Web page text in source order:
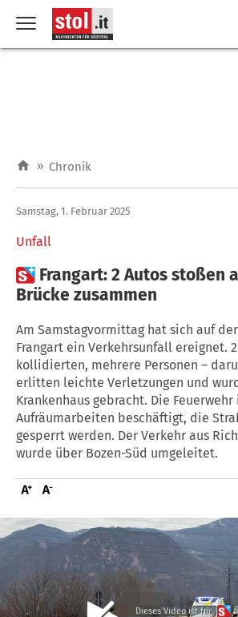
» Chronik
Unfall
Samstag, 1. Februar 2025
 Frangart: 2 Autos stoßen
Brücke zusammen
Am Samstagvormittag hat sich auf
Frangart ein Verkehrsunfall ereignet. 2
kollidierten, mehrere Personen –
erlitten leichte Verletzungen und
Krankenhaus gebracht. Die
Aufräumarbeiten beschäftigt, die
gesperrt werden. Der Verkehr aus
wurde über Bozen-Süd umgeleitet.
Dieses Video ist für